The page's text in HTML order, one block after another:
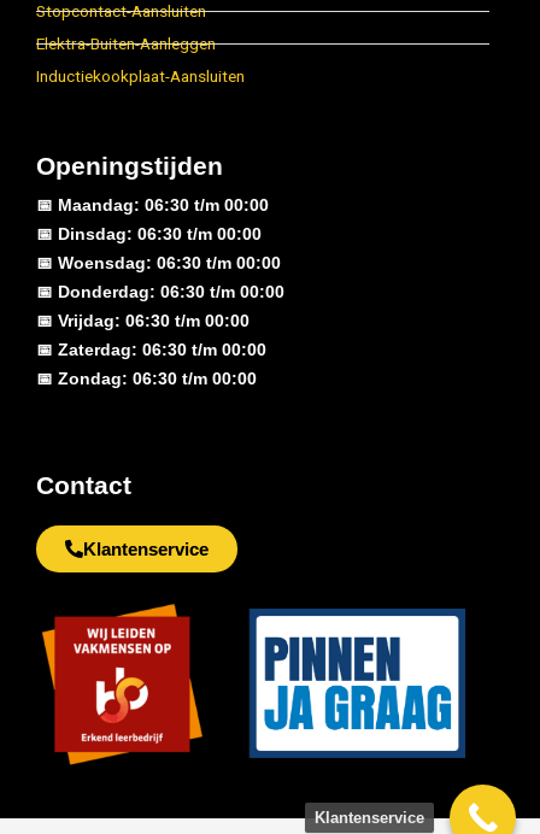
Stopcontact-Aansluiten
Elektra-Buiten-Aanleggen
Inductiekookplaat-Aansluiten
Openingstijden
📅 Maandag: 06:30 t/m 00:00
📅 Dinsdag: 06:30 t/m 00:00
📅 Woensdag: 06:30 t/m 00:00
📅 Donderdag: 06:30 t/m 00:00
📅 Vrijdag: 06:30 t/m 00:00
📅 Zaterdag: 06:30 t/m 00:00
📅 Zondag: 06:30 t/m 00:00
Contact
Klantenservice
Klantenservice